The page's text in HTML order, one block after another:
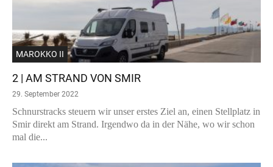
MAROKKO II
2 | AM STRAND VON SMIR
29. September 2022
Schnurstracks steuern wir unser erstes Ziel an, einen Stellplatz in
Smir direkt am Strand. Irgendwo da in der Nähe, wo wir schon
mal die...